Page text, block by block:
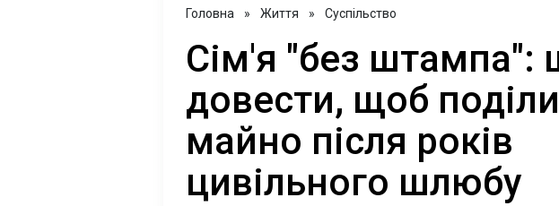
Головна » Життя » Суспільство
Сім'я "без штампа":
довести, щоб
майно після років
цивільного шлюбу